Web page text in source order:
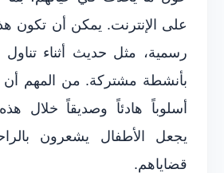
على الإنترنت. يمكن أن تكون
رسمية، مثل حديث أثناء تناول
بأنشطة مشتركة. من المهم أن
أسلوباً هادئاً وصديقاً خلال
يجعل الأطفال يشعرون
قضاياهم.